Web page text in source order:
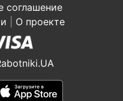
соглашение
О проекте